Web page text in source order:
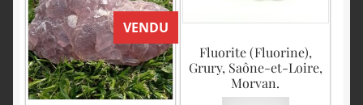
Fluorite (Fluorine),
Grury, Saône-et-Loire,
Morvan.
VENDU